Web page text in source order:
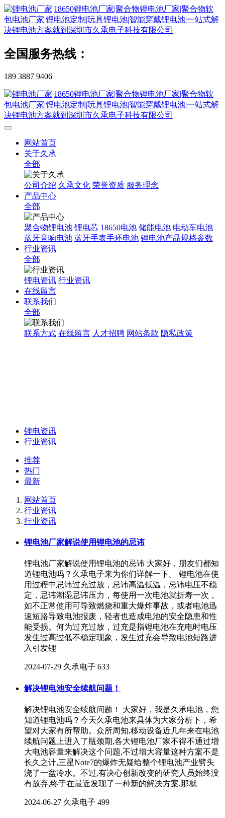
全国服务热线：
189 3887 9406
网站首页
关于久承
全部
公司介绍 久承文化 荣誉资质 服务理念
产品中心
全部
聚合物锂电池 锂电芯 18650电池 储能电池 电动车电池
蓝牙音响电池 蓝牙手表手环电池 锂电池产品规格参数
行业资讯
全部
锂电资讯 行业资讯
在线留言
联系我们
全部
联系方式 在线留言 人才招聘 网站条款 隐私政策
锂电资讯
行业资讯
推荐
热门
最新
网站首页
行业资讯
行业资讯
锂电池厂家解说使用锂电池的忌讳
锂电池厂家解说使用锂电池的忌讳 大家好，朋友们都知
道锂电池吗？久承电子来为你们详解一下。 锂电池在使
用过程中忌讳过充过放，忌讳高温低温，忌讳电压不稳
定，忌讳潮湿忌讳压力，每使用一次电池就折寿一次，
如不正常使用可导致燃烧和重大爆炸事故，或者电池迅
速短路导致电池报废，轻者也造成电池的安全隐患和性
能受损。何为过充过放，过充是指锂电池在充电时电压
发生过高过低不稳定现象，发生过充会导致电池短路进
入引发锂
2024-07-29 久承电子 633
解决锂电池安全续航问题！
解决锂电池安全续航问题！ 大家好，我是久承电池，您
知道锂电池吗？今天久承电池来具体为大家分析下，希
望对大家有所帮助。众所周知,移动设备近几年来在电池
续航问题上进入了瓶颈期,各大锂电池厂家不得不通过增
大电池容量来解决这个问题,不过增大容量这种方案不是
长久之计,三星Note7的爆炸无疑给整个锂电池产业劈头
浇了一盆冷水。不过,有决心创新改变的研究人员始终没
有放弃,终于在最近发现了一种新的解决方案,那就
2024-06-27 久承电子 499